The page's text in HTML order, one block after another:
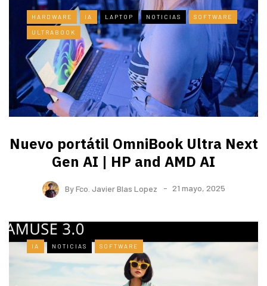
HARDWARE IA LAPTOP NOTICIAS SOFTWARE
ULTRABOOK
Nuevo portátil OmniBook Ultra ​Next
Gen AI | HP and AMD AI
ByFco. Javier Blas Lopez 21 mayo, 2025
IA NOTICIAS SOFTWARE